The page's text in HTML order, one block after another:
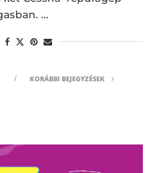
…
KORÁBBI BEJEGYZÉSEK